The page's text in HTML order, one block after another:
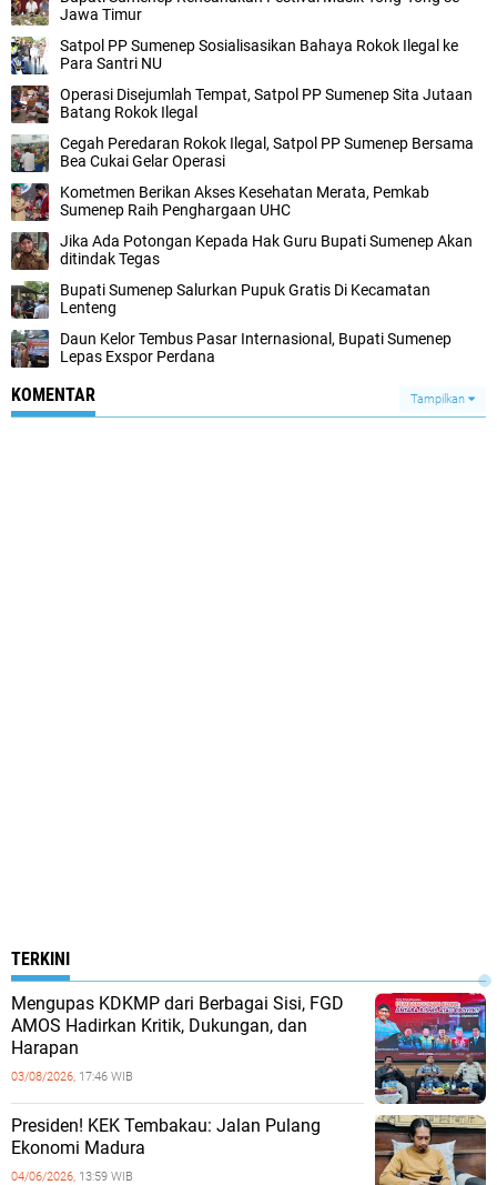
Jawa Timur
Satpol PP Sumenep Sosialisasikan Bahaya Rokok Ilegal ke
Para Santri NU
Operasi Disejumlah Tempat, Satpol PP Sumenep Sita Jutaan
Batang Rokok Ilegal
Cegah Peredaran Rokok Ilegal, Satpol PP Sumenep Bersama
Bea Cukai Gelar Operasi
Kometmen Berikan Akses Kesehatan Merata, Pemkab
Sumenep Raih Penghargaan UHC
Jika Ada Potongan Kepada Hak Guru Bupati Sumenep Akan
ditindak Tegas
Bupati Sumenep Salurkan Pupuk Gratis Di Kecamatan
Lenteng
Daun Kelor Tembus Pasar Internasional, Bupati Sumenep
Lepas Exspor Perdana
KOMENTAR Tampilkan
TERKINI
Mengupas KDKMP dari Berbagai Sisi, FGD
AMOS Hadirkan Kritik, Dukungan, dan
Harapan
03/08/2026, 17:46 WIB
Presiden! KEK Tembakau: Jalan Pulang
Ekonomi Madura
04/06/2026, 13:59 WIB